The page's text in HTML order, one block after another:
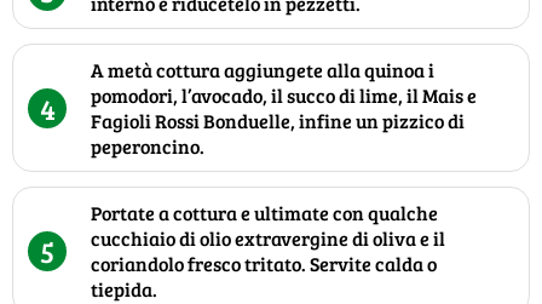
4
A metà cottura aggiungete alla quinoa i
pomodori, l’avocado, il succo di lime, il Mais e
Fagioli Rossi Bonduelle, infine un pizzico di
peperoncino.
5
Portate a cottura e ultimate con qualche
cucchiaio di olio extravergine di oliva e il
coriandolo fresco tritato. Servite calda o
tiepida.